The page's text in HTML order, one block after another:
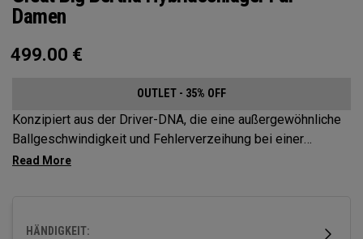
Damen
499.00 €
OUTLET - 35% OFF
Konzipiert aus der Driver-DNA, die eine außergewöhnliche
Ballgeschwindigkeit und Fehlerverzeihung bei einer
Vielzahl von Schlägen ermöglicht.
HÄNDIGKEIT: